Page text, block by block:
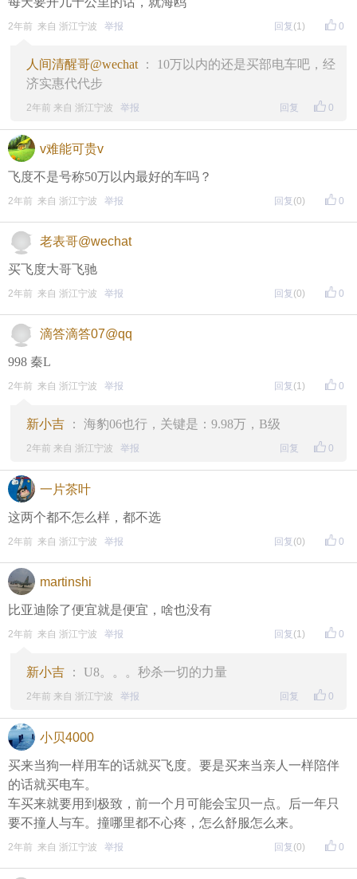
0
2年前 来自 浙江宁波 举报 回复 (1)
人间清醒哥@wechat ： 10万以内的还是买部电车吧，经
济实惠代代步
0
2年前 来自 浙江宁波 举报 回复
v难能可贵v
飞度不是号称50万以内最好的车吗？
0
2年前 来自 浙江宁波 举报 回复 (0)
老表哥@wechat
买飞度大哥飞驰
0
2年前 来自 浙江宁波 举报 回复 (0)
滴答滴答07@qq
998 秦L
0
2年前 来自 浙江宁波 举报 回复 (1)
新小吉 ： 海豹06也行，关键是：9.98万，B级
0
2年前 来自 浙江宁波 举报 回复
一片茶叶
这两个都不怎么样，都不选
0
2年前 来自 浙江宁波 举报 回复 (0)
martinshi
比亚迪除了便宜就是便宜，啥也没有
0
2年前 来自 浙江宁波 举报 回复 (1)
新小吉 ： U8。。。秒杀一切的力量
0
2年前 来自 浙江宁波 举报 回复
小贝4000
买来当狗一样用车的话就买飞度。要是买来当亲人一样陪伴
的话就买电车。
车买来就要用到极致，前一个月可能会宝贝一点。后一年只
要不撞人与车。撞哪里都不心疼，怎么舒服怎么来。
0
2年前 来自 浙江宁波 举报 回复 (0)